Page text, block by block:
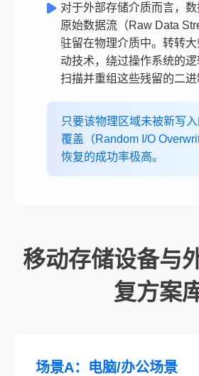
对于外部存储介质而言，
原始数据流（Raw Data
驻留在物理介质中。转转
动技术，绕过操作系统的
扫描并重组这些残留的二进
只要该物理区域未被新写
覆盖（Random I/O
恢复的成功率极高。
移动存储设备与
复方案
场景A：电脑/办公场景